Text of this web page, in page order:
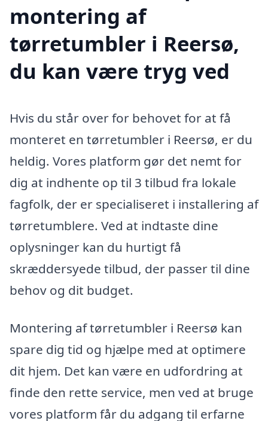
montering af
tørretumbler i Reersø,
du kan være tryg ved
Hvis du står over for behovet for at få
monteret en tørretumbler i Reersø, er du
heldig. Vores platform gør det nemt for
dig at indhente op til 3 tilbud fra lokale
fagfolk, der er specialiseret i installering af
tørretumblere. Ved at indtaste dine
oplysninger kan du hurtigt få
skræddersyede tilbud, der passer til dine
behov og dit budget.
Montering af tørretumbler i Reersø kan
spare dig tid og hjælpe med at optimere
dit hjem. Det kan være en udfordring at
finde den rette service, men ved at bruge
vores platform får du adgang til erfarne